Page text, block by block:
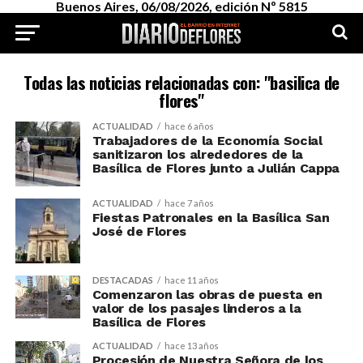
Buenos Aires, 06/08/2026, edición Nº 5815
Todas las noticias relacionadas con: "basilica de
flores"
ACTUALIDAD hace 6 años
Trabajadores de la Economía Social
sanitizaron los alrededores de la
Basílica de Flores junto a Julián Cappa
ACTUALIDAD hace 7 años
Fiestas Patronales en la Basílica San
José de Flores
DESTACADAS hace 11 años
Comenzaron las obras de puesta en
valor de los pasajes linderos a la
Basílica de Flores
ACTUALIDAD hace 13 años